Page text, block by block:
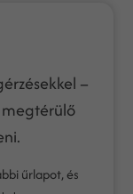
–
űrlapot, és